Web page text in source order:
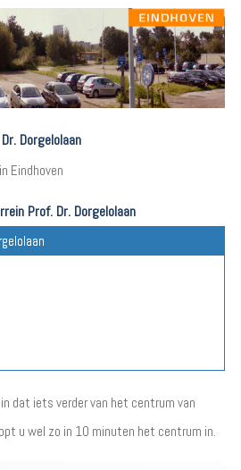
Dorgelolaan
Eindhoven
Prof. Dr. Dorgelolaan
dat iets verder van het centrum van
u wel zo in 10 minuten het centrum in.